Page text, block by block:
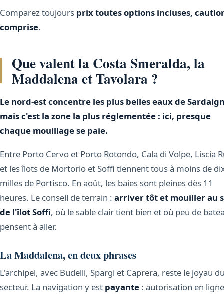
Comparez toujours prix toutes options incluses,
comprise.
Que valent la Costa Smeralda, la
Maddalena et Tavolara ?
Le nord-est concentre les plus belles eaux de
mais c'est la zone la plus réglementée : ici, presque
chaque mouillage se paie.
Entre Porto Cervo et Porto Rotondo, Cala di Volpe, Liscia
et les îlots de Mortorio et Soffi tiennent tous à moins de
milles de Portisco. En août, les baies sont pleines dès 11
heures. Le conseil de terrain : arriver tôt et mouiller au
de l'îlot Soffi, où le sable clair tient bien et où peu de
pensent à aller.
La Maddalena, en deux phrases
L'archipel, avec Budelli, Spargi et Caprera, reste le joyau
secteur. La navigation y est payante : autorisation en ligne